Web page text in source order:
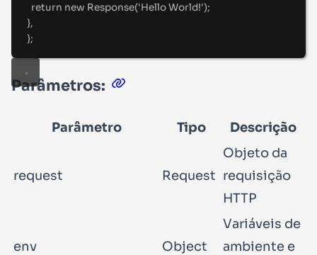
return new Response('Hello World!');
},
};
Parâmetros:
Parâmetro Tipo Descrição
request Request
Objeto da
requisição
HTTP
env Object
Variáveis de
ambiente e